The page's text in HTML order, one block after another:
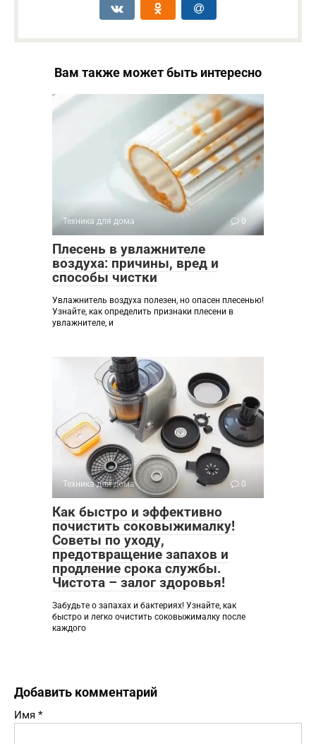
Вам также может быть интересно
Техника для дома 0
Плесень в увлажнителе
воздуха: причины, вред и
способы чистки
Увлажнитель воздуха полезен, но опасен плесенью!
Узнайте, как определить признаки плесени в
увлажнителе, и
Техника для дома 0
Как быстро и эффективно
почистить соковыжималку!
Советы по уходу,
предотвращение запахов и
продление срока службы.
Чистота – залог здоровья!
Забудьте о запахах и бактериях! Узнайте, как
быстро и легко очистить соковыжималку после
каждого
Добавить комментарий
Имя *